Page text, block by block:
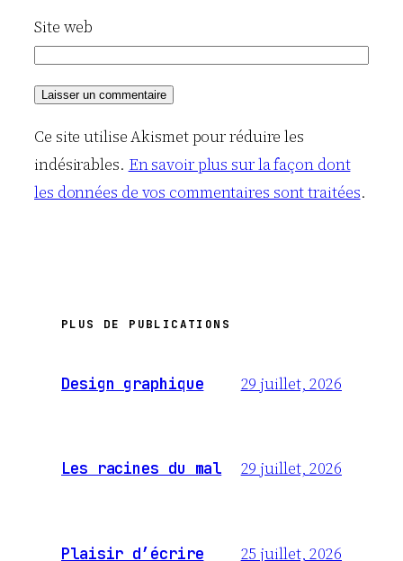
Site web
Ce site utilise Akismet pour réduire les
indésirables. En savoir plus sur la façon dont
les données de vos commentaires sont traitées.
PLUS DE PUBLICATIONS
Design graphique 29 juillet, 2026
Les racines du mal 29 juillet, 2026
Plaisir d’écrire 25 juillet, 2026